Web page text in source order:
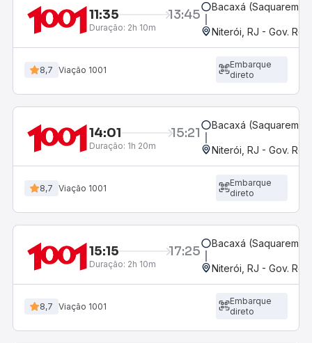
11:35 13:45
Duração: 2h 10m
Bacaxá
Niterói, RJ - Gov.
8,7 Viação 1001
Embarque
direto
14:01 15:21
Duração: 1h 20m
Bacaxá
Niterói, RJ - Gov.
8,7 Viação 1001
Embarque
direto
15:15 17:25
Duração: 2h 10m
Bacaxá
Niterói, RJ - Gov.
8,7 Viação 1001
Embarque
direto